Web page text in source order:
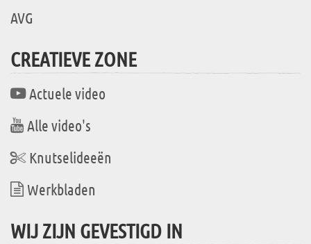
AVG
CREATIEVE ZONE
Actuele video
Alle video's
Knutselideeën
Werkbladen
WIJ ZIJN GEVESTIGD IN